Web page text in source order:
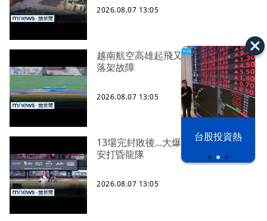
漢光42演習 台股投資熱
2026.08.07 13:05
越南航空高雄起飛又隨即返航 疑起
落架故障
2026.08.07 13:05
13場完封敗後...大爆發！ 猛獅敲13
安打昏龍隊
2026.08.07 13:05